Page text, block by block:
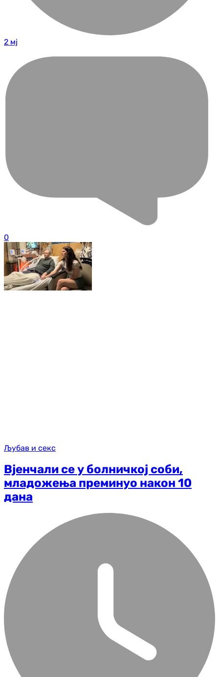
2 мј
0
Љубав и секс
Вјенчали се у болничкој соби,
младожења преминуо након 10
дана